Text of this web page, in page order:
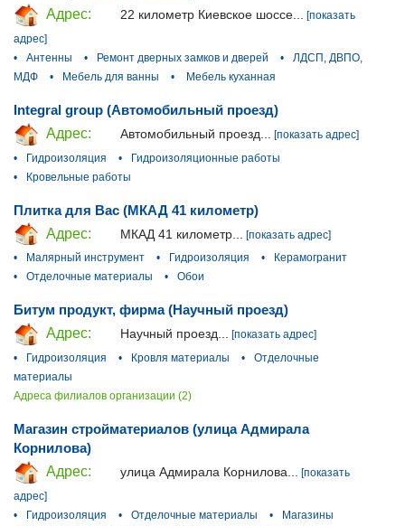
Адрес:
22 километр Киевское шоссе...
[показать
адрес]
•
Антенны • Ремонт дверных замков и дверей •
ЛДСП, ДВПО,
МДФ
• Мебель для ванны • Мебель куханная
Integral group (Автомобильный проезд)
Адрес:
Автомобильный проезд...
[показать адрес]
•
Гидроизоляция •
Гидроизоляционные работы
•
Кровельные работы
Плитка для Вас (МКАД 41 километр)
Адрес:
МКАД 41 километр...
[показать адрес]
•
Малярный инструмент • Гидроизоляция •
Керамогранит
•
Отделочные материалы • Обои
Битум продукт, фирма (Научный проезд)
Адрес:
Научный проезд... [показать адрес]
•
Гидроизоляция • Кровля материалы •
Отделочные
материалы
Адреса филиалов организации (2)
Магазин стройматериалов (улица Адмирала
Корнилова)
Адрес:
улица Адмирала Корнилова... [показать
адрес]
•
Гидроизоляция • Отделочные материалы •
Магазины